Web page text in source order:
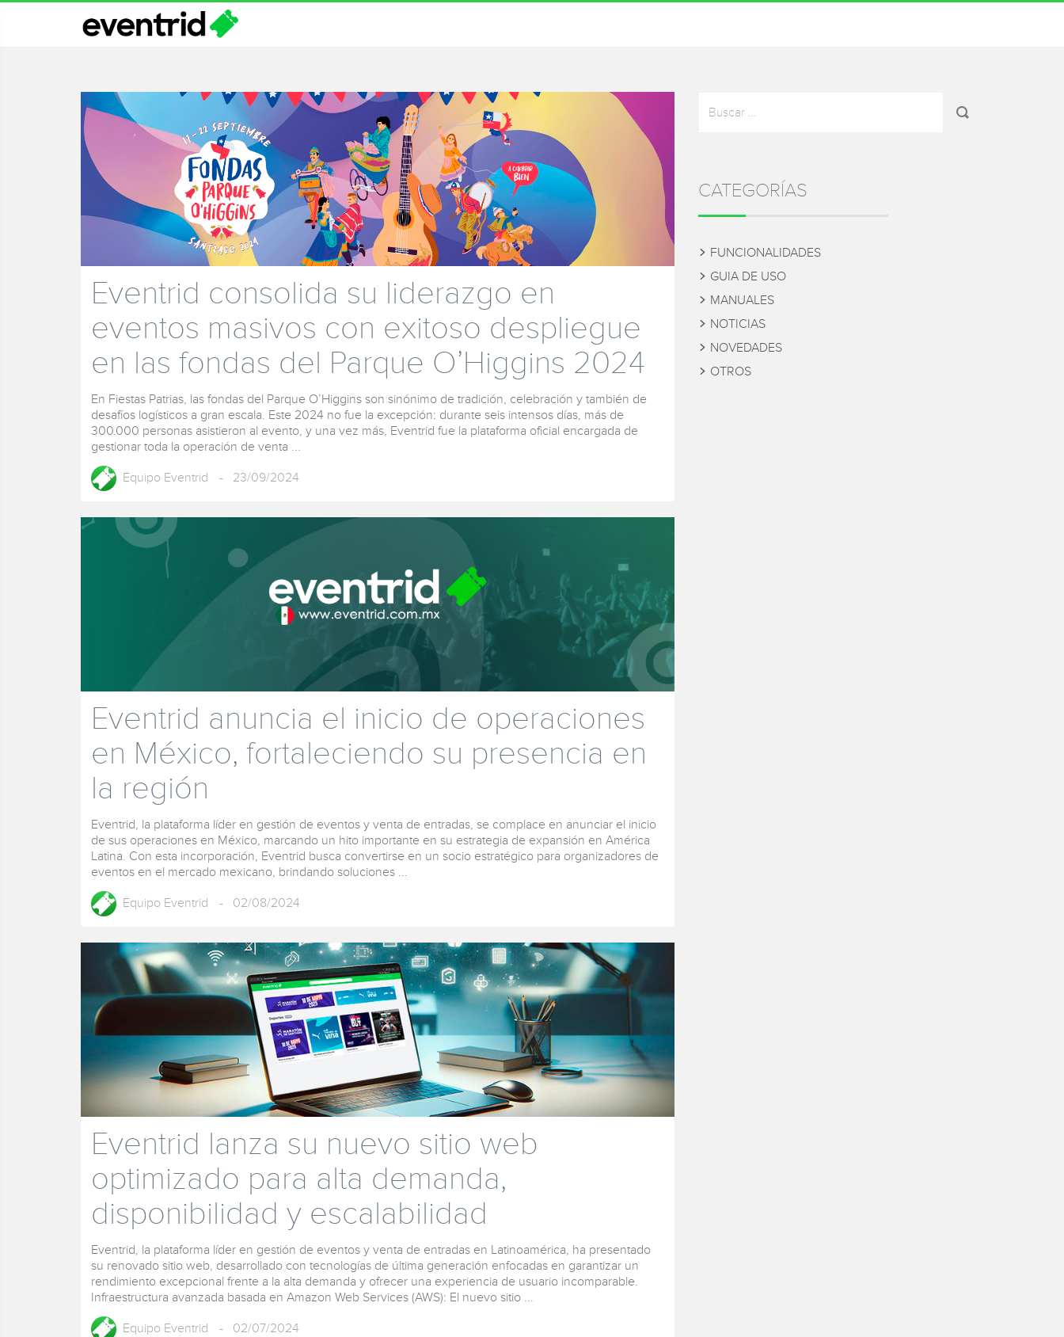
Eventrid consolida su liderazgo en
eventos masivos con exitoso despliegue
en las fondas del Parque O’Higgins 2024
En Fiestas Patrias, las fondas del Parque O’Higgins son sinónimo de tradición, celebración y también de
desafíos logísticos a gran escala. Este 2024 no fue la excepción: durante seis intensos días, más de
300.000 personas asistieron al evento, y una vez más, Eventrid fue la plataforma oficial encargada de
gestionar toda la operación de venta ...
Equipo Eventrid
- 23/09/2024
Eventrid anuncia el inicio de operaciones
en México, fortaleciendo su presencia en
la región
Eventrid, la plataforma líder en gestión de eventos y venta de entradas, se complace en anunciar el inicio
de sus operaciones en México, marcando un hito importante en su estrategia de expansión en América
Latina. Con esta incorporación, Eventrid busca convertirse en un socio estratégico para organizadores de
eventos en el mercado mexicano, brindando soluciones ...
Equipo Eventrid
- 02/08/2024
Eventrid lanza su nuevo sitio web
optimizado para alta demanda,
disponibilidad y escalabilidad
Eventrid, la plataforma líder en gestión de eventos y venta de entradas en Latinoamérica, ha presentado
su renovado sitio web, desarrollado con tecnologías de última generación enfocadas en garantizar un
rendimiento excepcional frente a la alta demanda y ofrecer una experiencia de usuario incomparable.
Infraestructura avanzada basada en Amazon Web Services (AWS): El nuevo sitio ...
Equipo Eventrid
- 02/07/2024
Sidebar
por:
CATEGORÍAS
FUNCIONALIDADES
GUIA DE USO
MANUALES
NOTICIAS
NOVEDADES
OTROS